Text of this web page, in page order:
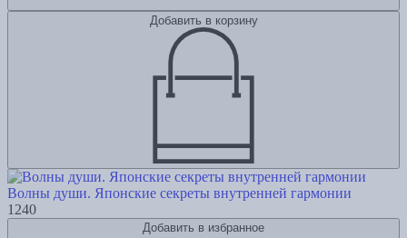
Добавить в корзину
Волны души. Японские секреты внутренней гармонии
1240
Добавить в избранное